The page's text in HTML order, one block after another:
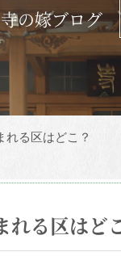
寺の嫁ブログ
れる区はどこ？
る区はど